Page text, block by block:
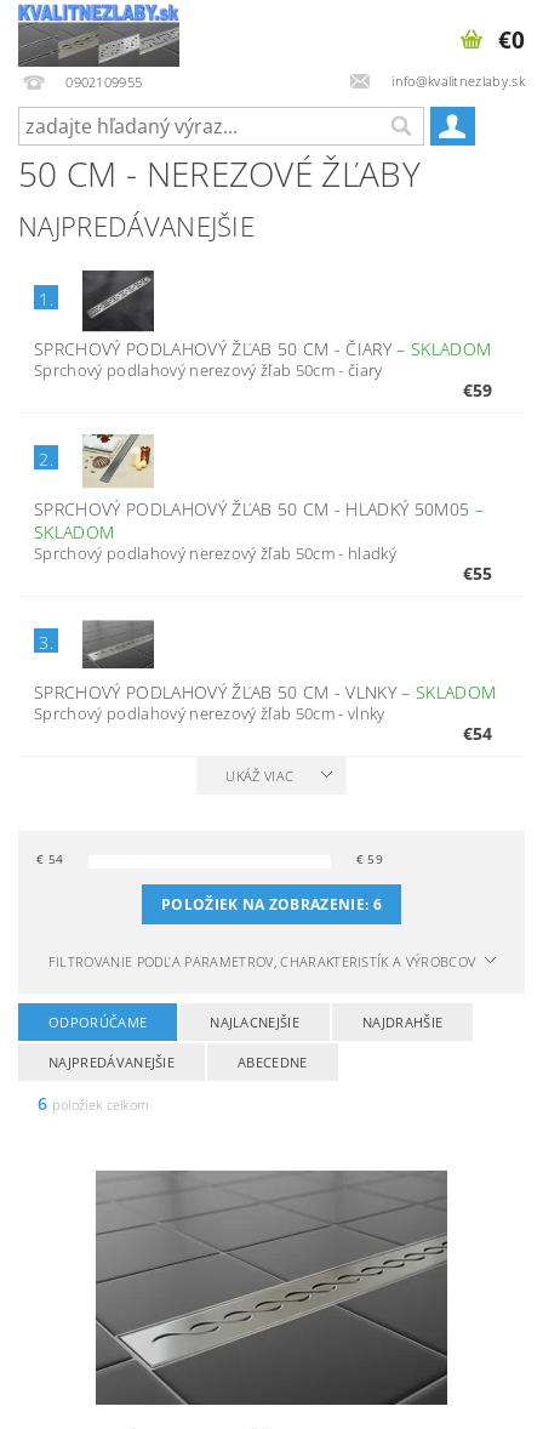
0902109955 info@kvalitnezlaby.sk
€0
50 CM - NEREZOVÉ ŽĽABY
NAJPREDÁVANEJŠIE
1.
SPRCHOVÝ PODLAHOVÝ ŽĽAB 50 CM - ČIARY– SKLADOM
Sprchový podlahový nerezový žľab 50cm - čiary
€59
2.
SPRCHOVÝ PODLAHOVÝ ŽĽAB 50 CM - HLADKÝ 50M05 –
SKLADOM
Sprchový podlahový nerezový žľab 50cm - hladký
€55
3.
SPRCHOVÝ PODLAHOVÝ ŽĽAB 50 CM - VLNKY– SKLADOM
Sprchový podlahový nerezový žľab 50cm - vlnky
€54
UKÁŽ VIAC
€ 54 €59
POLOŽIEK NA ZOBRAZENIE: 6
FILTROVANIE PODĽA PARAMETROV, CHARAKTERISTÍK A VÝROBCOV
ODPORÚČAME NAJLACNEJŠIE NAJDRAHŠIE
NAJPREDÁVANEJŠIE ABECEDNE
6 položiek celkom